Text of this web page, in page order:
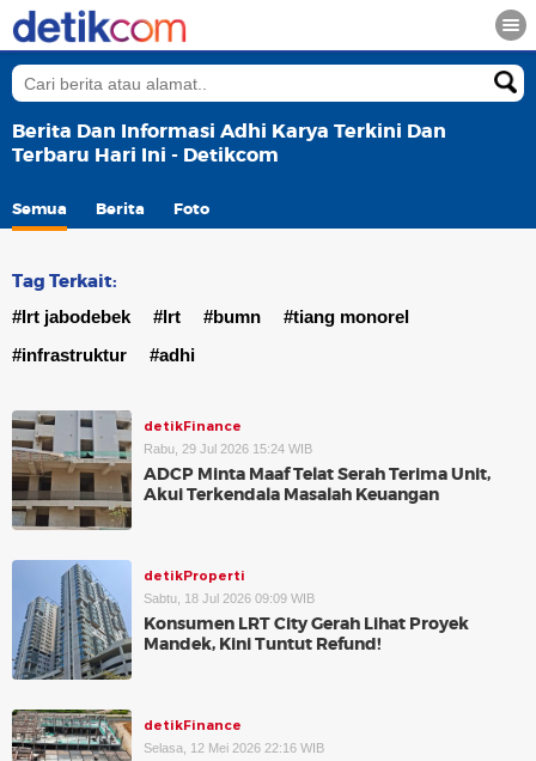
Berita Dan Informasi Adhi Karya Terkini Dan
Terbaru Hari Ini - Detikcom
Semua Berita Foto
Tag Terkait:
#lrt jabodebek #lrt #bumn
#tiang monorel
#infrastruktur
#adhi
detikFinance
Rabu, 29 Jul 2026 15:24 WIB
ADCP Minta Maaf Telat Serah Terima Unit,
Akui Terkendala Masalah Keuangan
detikProperti
Sabtu, 18 Jul 2026 09:09 WIB
Konsumen LRT City Gerah Lihat Proyek
Mandek, Kini Tuntut Refund!
detikFinance
Selasa, 12 Mei 2026 22:16 WIB